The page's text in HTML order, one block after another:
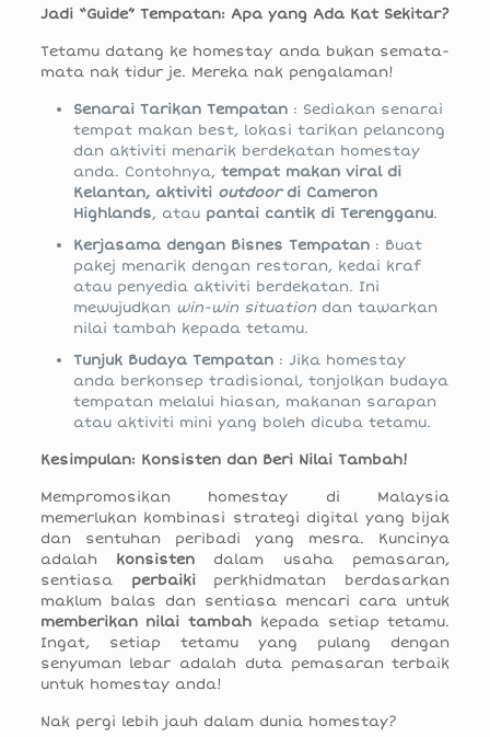
Jadi “Guide” Tempatan: Apa yang Ada Kat Sekitar?
Tetamu datang ke homestay anda bukan semata-
mata nak tidur je. Mereka nak pengalaman!
Senarai Tarikan Tempatan : Sediakan senarai
tempat makan best, lokasi tarikan pelancong
dan aktiviti menarik berdekatan homestay
anda. Contohnya, tempat makan viral di
Kelantan, aktiviti outdoordi Cameron
Highlands, atau pantai cantik di Terengganu.
Kerjasama dengan Bisnes Tempatan : Buat
pakej menarik dengan restoran, kedai kraf
atau penyedia aktiviti berdekatan. Ini
mewujudkan win-win situationdan tawarkan
nilai tambah kepada tetamu.
Tunjuk Budaya Tempatan : Jika homestay
anda berkonsep tradisional, tonjolkan budaya
tempatan melalui hiasan, makanan sarapan
atau aktiviti mini yang boleh dicuba tetamu.
Kesimpulan: Konsisten dan Beri Nilai Tambah!
Mempromosikan homestay di Malaysia
memerlukan kombinasi strategi digital yang bijak
dan sentuhan peribadi yang mesra. Kuncinya
adalah konsisten dalam usaha pemasaran,
sentiasa perbaikiperkhidmatan berdasarkan
maklum balas dan sentiasa mencari cara untuk
memberikan nilai tambah kepada setiap tetamu.
Ingat, setiap tetamu yang pulang dengan
senyuman lebar adalah duta pemasaran terbaik
untuk homestay anda!
Nak pergi lebih jauh dalam dunia homestay?